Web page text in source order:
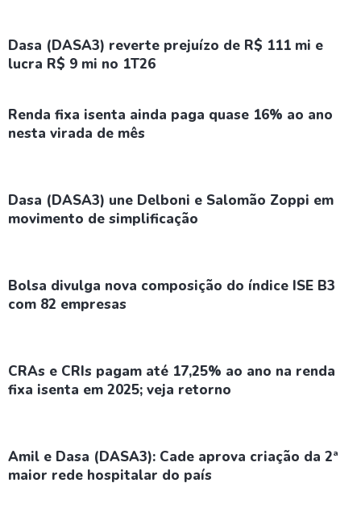
Dasa (DASA3) reverte prejuízo de R$ 111 mi e
lucra R$ 9 mi no 1T26
Renda fixa isenta ainda paga quase 16% ao ano
nesta virada de mês
Dasa (DASA3) une Delboni e Salomão Zoppi em
movimento de simplificação
Bolsa divulga nova composição do índice ISE B3
com 82 empresas
CRAs e CRIs pagam até 17,25% ao ano na renda
fixa isenta em 2025; veja retorno
Amil e Dasa (DASA3): Cade aprova criação da 2ª
maior rede hospitalar do país